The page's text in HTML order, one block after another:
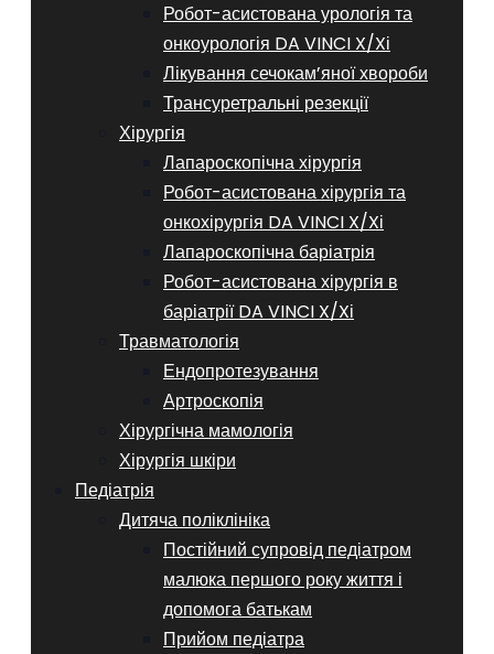
Робот-асистована урологія та
онкоурологія DA VINCI X/Xі
Лікування сечокам’яної хвороби
Трансуретральні резекції
Хірургія
Лапароскопічна хірургія
Робот-асистована хірургія та
онкохірургія DA VINCI X/Xі
Лапароскопічна баріатрія
Робот-асистована хірургія в
баріатрії DA VINCI X/Xі
Травматологія
Ендопротезування
Артроскопія
Хірургічна мамологія
Хірургія шкіри
Педіатрія
Дитяча поліклініка
Постійний супровід педіатром
малюка першого року життя і
допомога батькам
Прийом педіатра